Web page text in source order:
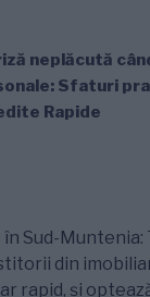
neplăcută
Sfaturi
Rapide
Sud-
din
rapid, și